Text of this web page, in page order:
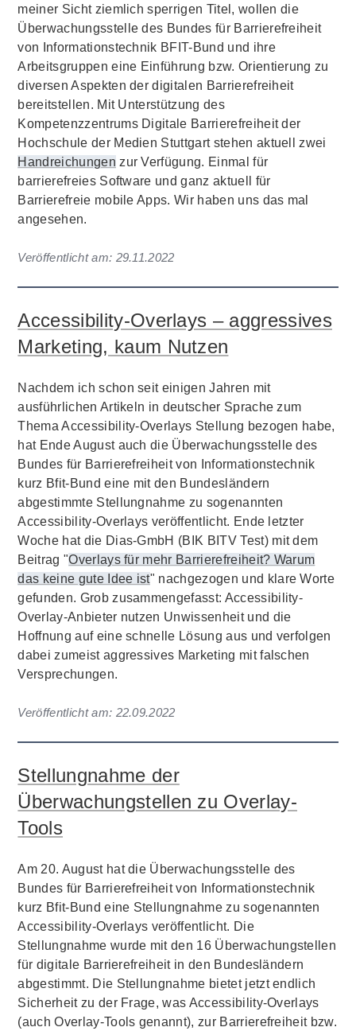
meiner Sicht ziemlich sperrigen Titel, wollen die
Überwachungsstelle des Bundes für Barrierefreiheit
von Informationstechnik BFIT-Bund und ihre
Arbeitsgruppen eine Einführung bzw. Orientierung zu
diversen Aspekten der digitalen Barrierefreiheit
bereitstellen. Mit Unterstützung des
Kompetenzzentrums Digitale Barrierefreiheit der
Hochschule der Medien Stuttgart stehen aktuell zwei
Handreichungen zur Verfügung. Einmal für
barrierefreies Software und ganz aktuell für
Barrierefreie mobile Apps. Wir haben uns das mal
angesehen.
Veröffentlicht am: 29.11.2022
Accessibility-Overlays – aggressives
Marketing, kaum Nutzen
Nachdem ich schon seit einigen Jahren mit
ausführlichen Artikeln in deutscher Sprache zum
Thema Accessibility-Overlays Stellung bezogen habe,
hat Ende August auch die Überwachungsstelle des
Bundes für Barrierefreiheit von Informationstechnik
kurz Bfit-Bund eine mit den Bundesländern
abgestimmte Stellungnahme zu sogenannten
Accessibility-Overlays veröffentlicht. Ende letzter
Woche hat die Dias-GmbH (BIK BITV Test) mit dem
Beitrag "Overlays für mehr Barrierefreiheit? Warum
das keine gute Idee ist" nachgezogen und klare Worte
gefunden. Grob zusammengefasst: Accessibility-
Overlay-Anbieter nutzen Unwissenheit und die
Hoffnung auf eine schnelle Lösung aus und verfolgen
dabei zumeist aggressives Marketing mit falschen
Versprechungen.
Veröffentlicht am: 22.09.2022
Stellungnahme der
Überwachungstellen zu Overlay-
Tools
Am 20. August hat die Überwachungsstelle des
Bundes für Barrierefreiheit von Informationstechnik
kurz Bfit-Bund eine Stellungnahme zu sogenannten
Accessibility-Overlays veröffentlicht. Die
Stellungnahme wurde mit den 16 Überwachungstellen
für digitale Barrierefreiheit in den Bundesländern
abgestimmt. Die Stellungnahme bietet jetzt endlich
Sicherheit zu der Frage, was Accessibility-Overlays
(auch Overlay-Tools genannt), zur Barrierefreiheit bzw.